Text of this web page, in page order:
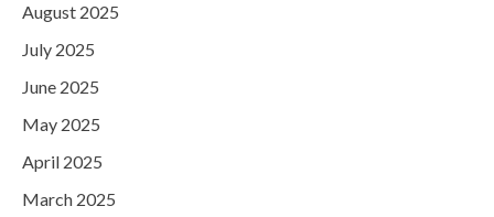
August 2025
July 2025
June 2025
May 2025
April 2025
March 2025